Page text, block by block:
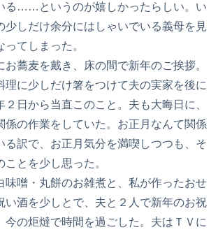
る……というのが嬉しかったらしい。い
少しだけ余分にはしゃいでいる義母を見
てしまった。
蕎麦を戴き、床の間で新年のご挨拶。
理に少しだけ箸をつけて夫の実家を後に
２日から当直このこと。夫も大晦日に、
係の作業をしていた。お正月なんて関係
る訳で、お正月気分を満喫しつつも、そ
ことを少し思った。
味噌・丸餅のお雑煮と、私が作ったおせ
い酒を少しとで、夫と２人で新年のお祝
今の炬燵で時間を過ごした。夫はＴＶに